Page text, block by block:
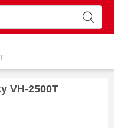
VH-2500T